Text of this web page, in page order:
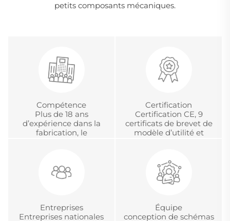
petits composants mécaniques.
Compétence
Plus de 18 ans
d’expérience dans la
fabrication, le
et ODM
Certification
Certification CE, 9
certificats de brevet de
modèle d’utilité et
métrologique.
Entreprises
Entreprises nationales
Équipe
conception de schémas